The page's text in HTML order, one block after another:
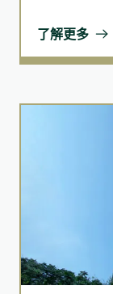
們致力打造共
透過應對社會
變革，創造可
了解更多